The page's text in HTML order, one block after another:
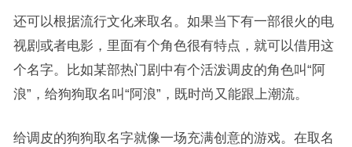
还可以根据流行文化来取名。如果当下有一部很火的电
视剧或者电影，里面有个角色很有特点，就可以借用这
个名字。比如某部热门剧中有个活泼调皮的角色叫“阿
浪”，给狗狗取名叫“阿浪”，既时尚又能跟上潮流。
给调皮的狗狗取名字就像一场充满创意的游戏。在取名